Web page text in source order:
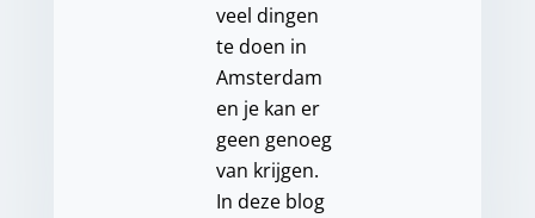
veel dingen
te doen in
Amsterdam
en je kan er
geen genoeg
van krijgen.
In deze blog